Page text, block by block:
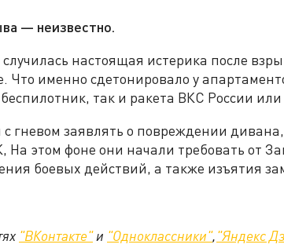
— неизвестно.
настоящая истерика после
Что именно сдетонировало у
так и ракета ВКС России
гневом заявлять о повреждении
На этом фоне они начали требовать от
боевых действий, а также изъятия
"ВКонтакте"и "Одноклассники","Яндекс